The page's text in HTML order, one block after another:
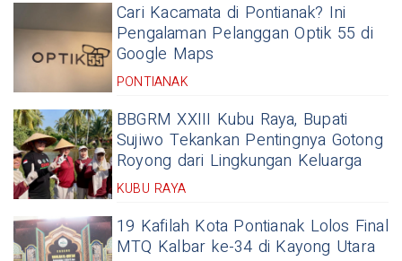
Cari Kacamata di Pontianak? Ini
Pengalaman Pelanggan Optik 55 di
Google Maps
PONTIANAK
BBGRM XXIII Kubu Raya, Bupati
Sujiwo Tekankan Pentingnya Gotong
Royong dari Lingkungan Keluarga
KUBU RAYA
19 Kafilah Kota Pontianak Lolos Final
MTQ Kalbar ke-34 di Kayong Utara